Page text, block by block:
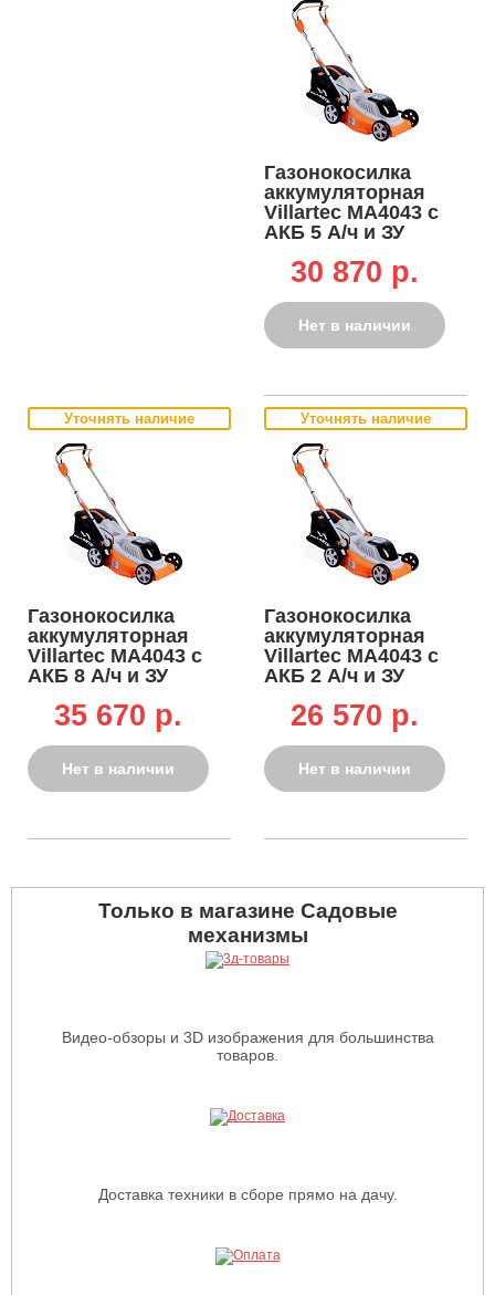
Газонокосилка
аккумуляторная
Villartec MA4043 с
АКБ 5 А/ч и ЗУ
BL, 43 см,
пластик, 40 л, 12.7
кг)
30 870 p.
Нет в наличии
Уточнять наличие
Газонокосилка
аккумуляторная
Villartec MA4043 с
АКБ 8 А/ч и ЗУ
BL, 43 см,
пластик, 40 л, 12.7
кг)
35 670 p.
Нет в наличии
Уточнять наличие
Газонокосилка
аккумуляторная
Villartec MA4043 с
АКБ 2 А/ч и ЗУ
BL, 43 см,
пластик, 40 л, 12.7
кг)
26 570 p.
Нет в наличии
Только в магазине Садовые
механизмы
Видео-обзоры и 3D изображения для большинства
товаров.
Доставка техники в сборе прямо на дачу.